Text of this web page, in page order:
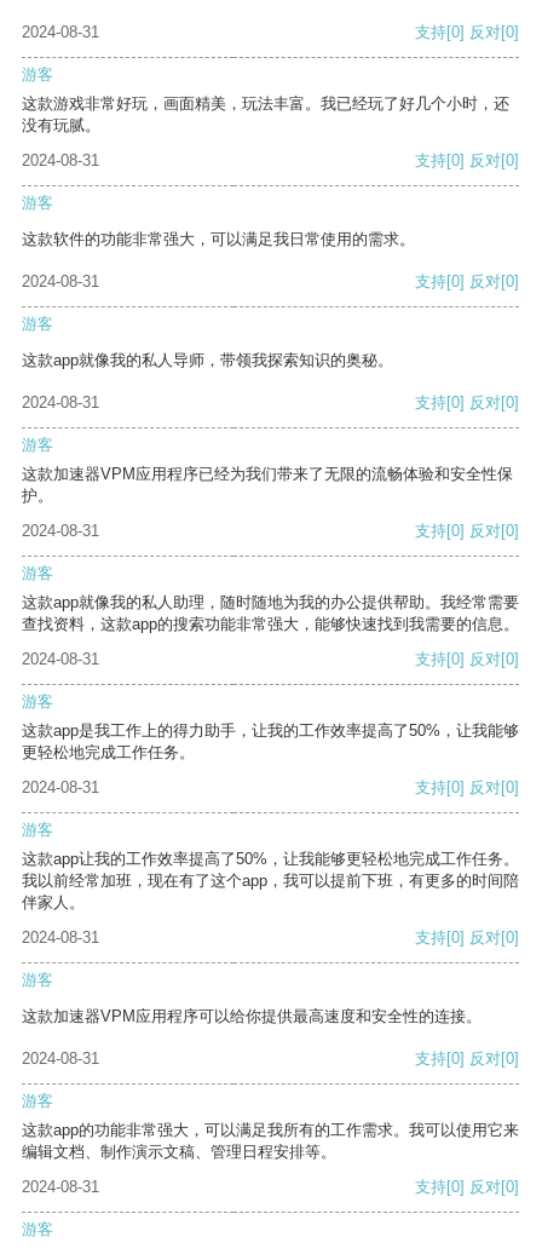
2024-08-31 支持[0] 反对[0]
游客
这款游戏非常好玩，画面精美，玩法丰富。我已经玩了好几个小时，还
没有玩腻。
2024-08-31
支持[0] 反对[0]
游客
这款软件的功能非常强大，可以满足我日常使用的需求。
2024-08-31 支持[0] 反对[0]
游客
这款app就像我的私人导师，带领我探索知识的奥秘。
2024-08-31 支持[0] 反对[0]
游客
这款加速器VPM应用程序已经为我们带来了无限的流畅体验和安全性保
护。
2024-08-31
支持[0] 反对[0]
游客
这款app就像我的私人助理，随时随地为我的办公提供帮助。我经常需要
查找资料，这款app的搜索功能非常强大，能够快速找到我需要的信息。
2024-08-31
支持[0] 反对[0]
游客
这款app是我工作上的得力助手，让我的工作效率提高了50%，让我能够
更轻松地完成工作任务。
2024-08-31
支持[0] 反对[0]
游客
这款app让我的工作效率提高了50%，让我能够更轻松地完成工作任务。
我以前经常加班，现在有了这个app，我可以提前下班，有更多的时间陪
伴家人。
2024-08-31
支持[0] 反对[0]
游客
这款加速器VPM应用程序可以给你提供最高速度和安全性的连接。
2024-08-31 支持[0] 反对[0]
游客
这款app的功能非常强大，可以满足我所有的工作需求。我可以使用它来
编辑文档、制作演示文稿、管理日程安排等。
2024-08-31
支持[0] 反对[0]
游客